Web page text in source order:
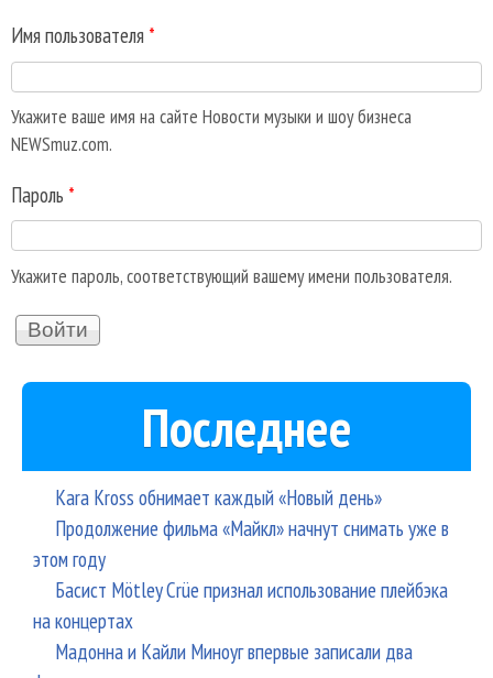
Имя пользователя *
Укажите ваше имя на сайте Новости музыки и шоу бизнеса
NEWSmuz.com.
Пароль *
Укажите пароль, соответствующий вашему имени пользователя.
Последнее
Kara Kross обнимает каждый «Новый день»
Продолжение фильма «Майкл» начнут снимать уже в
этом году
Басист Mötley Crüe признал использование плейбэка
на концертах
Мадонна и Кайли Миноуг впервые записали два